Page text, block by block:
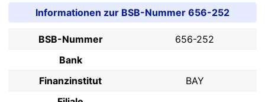
Informationen zur BSB-Nummer 656-252
BSB-Nummer
656-252
Bank
Finanzinstitut
BAY